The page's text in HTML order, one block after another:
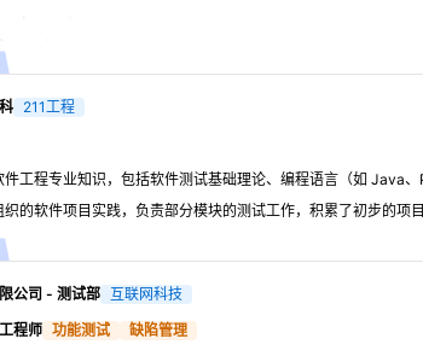
211工程
件工程专业知识，包括软件测试基础理论、编程语言（如 Java、
的软件项目实践，负责部分模块的测试工作，积累了初步的项目
公司 - 测试部 互联网科技
程师 功能测试 缺陷管理